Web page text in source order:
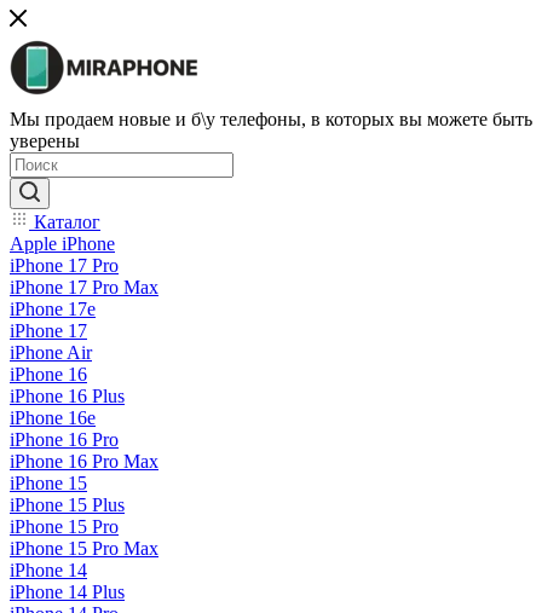
Мы продаем новые и б\у телефоны, в которых вы можете быть
уверены
Каталог
Apple iPhone
iPhone 17 Pro
iPhone 17 Pro Max
iPhone 17e
iPhone 17
iPhone Air
iPhone 16
iPhone 16 Plus
iPhone 16e
iPhone 16 Pro
iPhone 16 Pro Max
iPhone 15
iPhone 15 Plus
iPhone 15 Pro
iPhone 15 Pro Max
iPhone 14
iPhone 14 Plus